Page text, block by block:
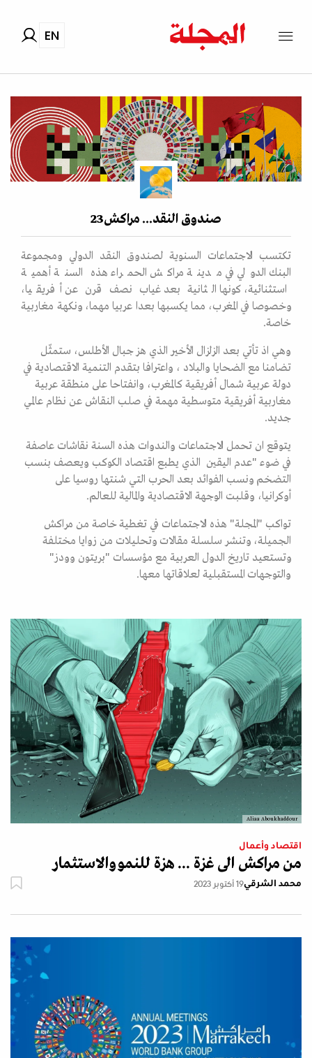
EN
صندوق النقد... مراكش23
تكتسب الاجتماعات السنوية لصندوق النقد الدولي ومجموعة
البنك الدولي في مدينة مراكش الحمراء هذه السنة أهمية
استثنائية، كونها الثانية بعد غياب نصف قرن عن أفريقيا،
وخصوصا في المغرب، مما يكسبها بعدا عربيا مهما، ونكهة مغاربية
خاصة.
وهي اذ تأتي بعد الزلزال الأخير الذي هز جبال الأطلس، ستمثّل
تضامنا مع الضحايا والبلاد ، واعترافا بتقدم التنمية الاقتصادية في
دولة عربية شمال أفريقية كالمغرب، وانفتاحا على منطقة عربية
مغاربية أفريقية متوسطية مهمة في صلب النقاش عن نظام عالمي
جديد.
يتوقع ان تحمل الاجتماعات والندوات هذه السنة نقاشات عاصفة
في ضوء "عدم اليقين الذي يطبع اقتصاد الكوكب ويعصف بنسب
التضخم ونسب الفوائد بعد الحرب التي شنتها روسيا على
أوكرانيا، وقلبت الوجهة الاقتصادية والمالية للعالم.
تواكب "المجلة" هذه الاجتماعات في تغطية خاصة من مراكش
الجميلة، وتنشر سلسلة مقالات وتحليلات من زوايا مختلفة
وتستعيد تاريخ الدول العربية مع مؤسسات "بريتون وودز"
والتوجهات المستقبلية لعلاقاتها معها.
Aliaa Aboukhaddour
اقتصاد وأعمال
من مراكش الى غزة ... هزة للنمو والاستثمار
محمد الشرقي19 أكتوبر 2023